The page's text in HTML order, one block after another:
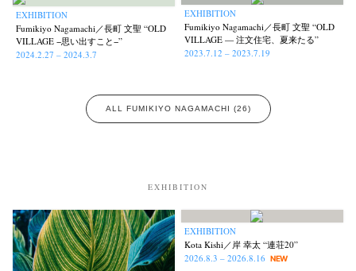
Naoki Ohji (38) Nick Haymes
photographers' gallery File photographers’ gallery press (14)
Postwar and Shōwa-Era Publication (42) Remembrance
(44) (41)
Yu Shinoda (7) Yuki Kasama (9)
EXHIBITION
Fumikiyo Nagamachi／長町 文聖 “OLD
VILLAGE −思い出すこと−”
2024.2.27 – 2024.3.7
EXHIBITION
Fumikiyo Nagamachi／長町 文聖 “OLD
VILLAGE — 注文住宅、夏来たる”
2023.7.12 – 2023.7.19
ALL FUMIKIYO NAGAMACHI (26)
EXHIBITION
EXHIBITION
Kota Kishi／岸 幸太 “連荘20”
2026.8.3 – 2026.8.16 NEW